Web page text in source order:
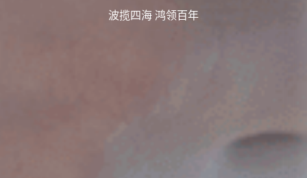
波揽四海 鸿领百年